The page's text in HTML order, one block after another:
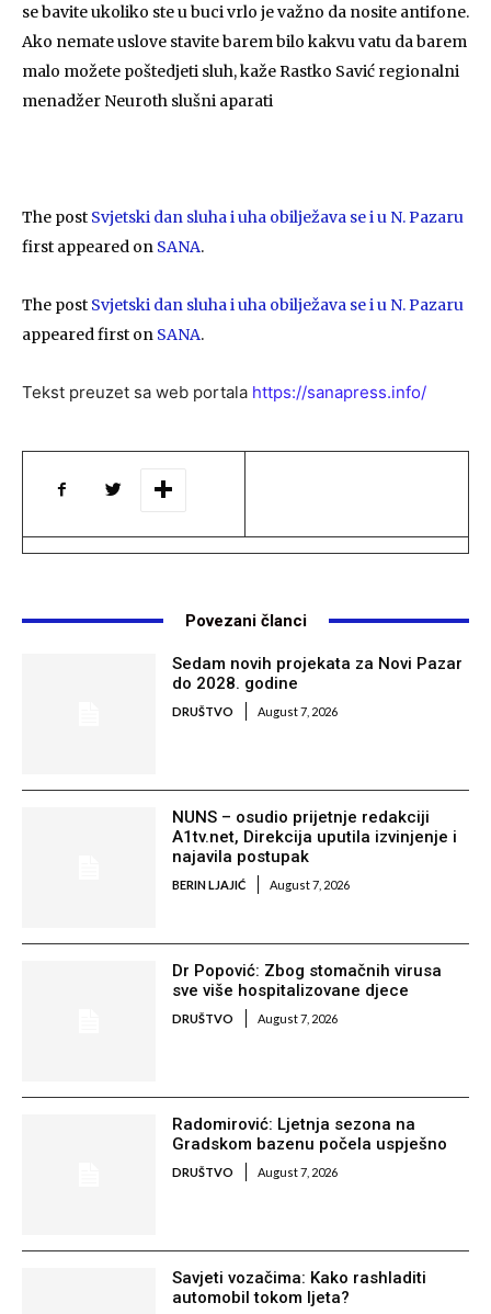
se bavite ukoliko ste u buci vrlo je važno da nosite antifone.
Ako nemate uslove stavite barem bilo kakvu vatu da barem
malo možete poštedjeti sluh, kaže Rastko Savić regionalni
menadžer Neuroth slušni aparati
The post Svjetski dan sluha i uha obilježava se i u N. Pazaru
first appeared on SANA.
The post Svjetski dan sluha i uha obilježava se i u N. Pazaru
appeared first on SANA.
Tekst preuzet sa web portala https://sanapress.info/
Povezani članci
Sedam novih projekata za Novi Pazar
do 2028. godine
DRUŠTVO August 7, 2026
NUNS – osudio prijetnje redakciji
A1tv.net, Direkcija uputila izvinjenje i
najavila postupak
BERIN LJAJIĆ August 7, 2026
Dr Popović: Zbog stomačnih virusa
sve više hospitalizovane djece
DRUŠTVO August 7, 2026
Radomirović: Ljetnja sezona na
Gradskom bazenu počela uspješno
DRUŠTVO August 7, 2026
Savjeti vozačima: Kako rashladiti
automobil tokom ljeta?